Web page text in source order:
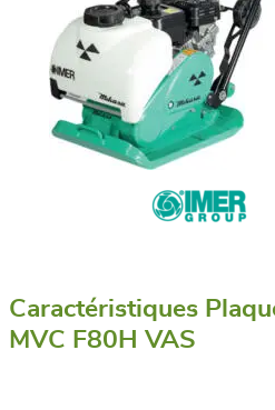
Caractéristiques
MVC F80H VAS